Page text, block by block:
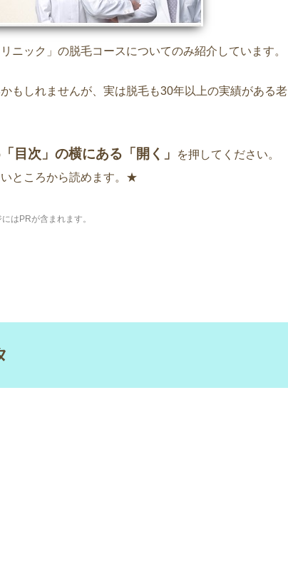
ニック」の脱毛コースについてのみ紹介しています。
もしれませんが、実は脱毛も30年以上の実績がある老
「目次」の横にある「開く」
を押してください。
ところから読めます。★
はPRが含まれます。